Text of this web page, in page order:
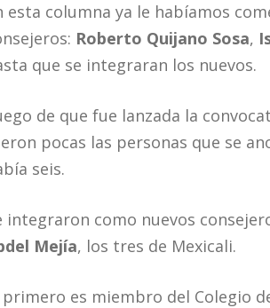
esta columna ya le habíamos
Roberto Quijano Sosa,
que se integraran los nuevos.
de que fue lanzada la
pocas las personas que se
seis.
integraron como nuevos
Mejía, los tres de Mexicali.
primero es miembro del Colegio